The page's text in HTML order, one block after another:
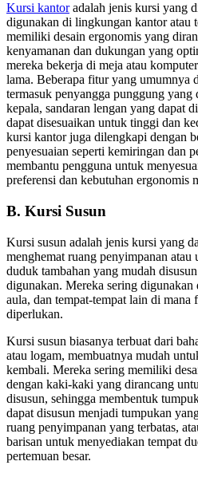
Kursi kantoradalah jenis kursi yang
digunakan di lingkungan kantor atau
memiliki desain ergonomis yang
kenyamanan dan dukungan yang
mereka bekerja di meja atau
lama. Beberapa fitur yang
termasuk penyangga punggung yang
kepala, sandaran lengan yang dapat
dapat disesuaikan untuk tinggi dan
kursi kantor juga dilengkapi dengan
penyesuaian seperti kemiringan dan
membantu pengguna untuk
preferensi dan kebutuhan ergonomis
B. Kursi Susun
Kursi susun adalah jenis kursi yang
menghemat ruang penyimpanan
duduk tambahan yang mudah
digunakan. Mereka sering digunakan
aula, dan tempat-tempat lain di
diperlukan.
Kursi susun biasanya terbuat dari
atau logam, membuatnya mudah
kembali. Mereka sering memiliki
dengan kaki-kaki yang dirancang
disusun, sehingga membentuk
dapat disusun menjadi tumpukan
ruang penyimpanan yang terbatas,
barisan untuk menyediakan tempat
pertemuan besar.